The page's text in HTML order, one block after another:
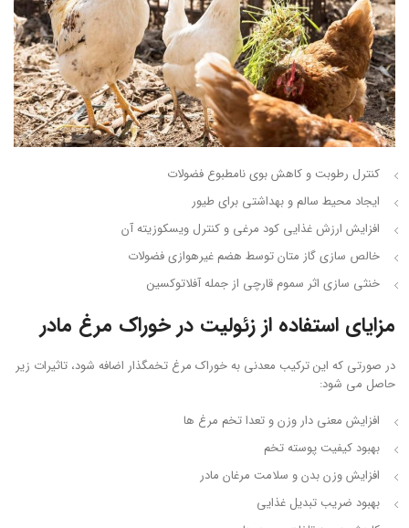
کنترل رطوبت و کاهش بوی نامطبوع فضولات
ایجاد محیط سالم و بهداشتی برای طیور
افزایش ارزش غذایی کود مرغی و کنترل ویسکوزیته آن
خالص سازی گاز متان توسط هضم غیرهوازی فضولات
خنثی سازی اثر سموم قارچی از جمله آفلاتوکسین
مزایای استفاده از زئولیت در خوراک مرغ مادر
در صورتی که این ترکیب معدنی به خوراک مرغ تخمگذار اضافه شود، تاثیرات زیر
حاصل می شود:
افزایش معنی دار وزن و تعدا تخم مرغ ها
بهبود کیفیت پوسته تخم
افزایش وزن بدن و سلامت مرغان مادر
بهبود ضریب تبدیل غذایی